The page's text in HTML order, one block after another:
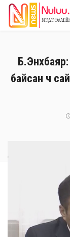
Б.Энхбаяр:
байсан ч